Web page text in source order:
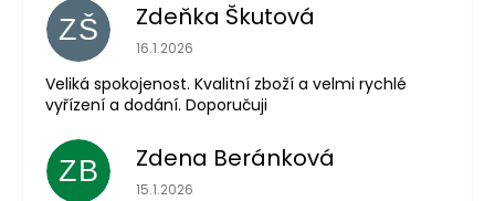
ZŠ Zdeňka Škutová
Hodnocení obchodu je 5 z 5 hvězdiček.
16.1.2026
Veliká spokojenost. Kvalitní zboží a velmi rychlé
vyřízení a dodání. Doporučuji
ZB Zdena Beránková
Hodnocení obchodu je 1 z 5 hvězdiček.
15.1.2026